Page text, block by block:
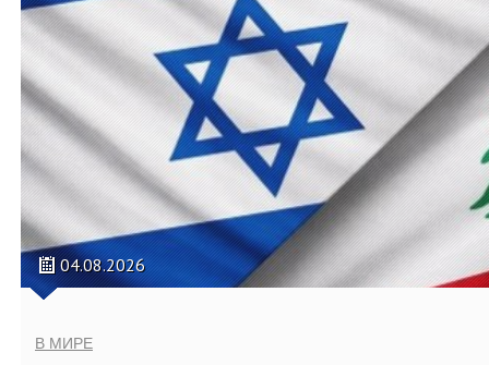
04.08.2026
В МИРЕ